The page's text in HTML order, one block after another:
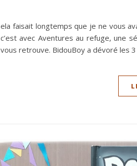
ela faisait longtemps que je ne vous
c’est avec Aventures au refuge, une
vous retrouve. BidouBoy a dévoré les